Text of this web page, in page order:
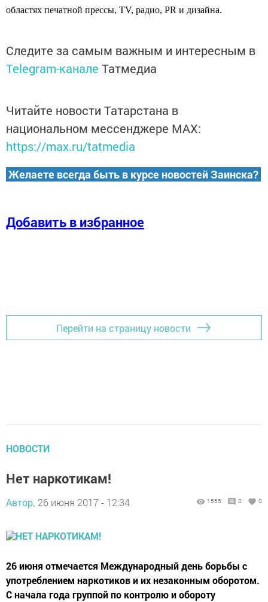
областях печатной прессы, TV, радио, PR и дизайна.
Следите за самым важным и интересным в
Telegram-канале Татмедиа
Читайте новости Татарстана в
национальном мессенджере MАХ:
https://max.ru/tatmedia
Желаете всегда быть в курсе новостей Заинска?
Добавить в избранное
Перейти на страницу новости
НОВОСТИ
Нет наркотикам!
Автор, 26 июня 2017 - 12:34 1555 0 0
26 июня отмечается Международный день борьбы с
употреблением наркотиков и их незаконным оборотом.
С начала года группой по контролю и обороту